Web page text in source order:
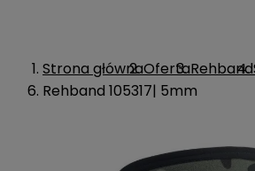
Strona głównaOfertaRehband
Rehband 105317| 5mm